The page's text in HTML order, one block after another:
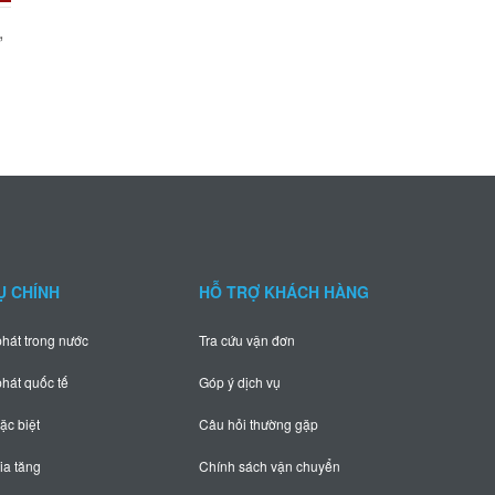
CHÍNH
trong nước
quốc tế
biệt
tăng
HỖ TRỢ KHÁCH HÀNG
Tra cứu vận đơn
Góp ý dịch vụ
Câu hỏi thường gặp
Chính sách vận chuyển